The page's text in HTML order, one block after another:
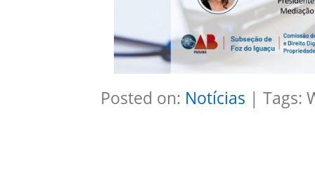
Posted on: Notícias | Tags: